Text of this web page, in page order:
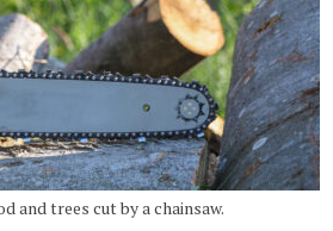
and trees cut by a chainsaw.